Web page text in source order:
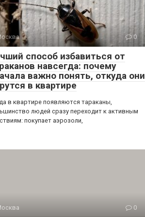
0
способ избавиться от
навсегда: почему
важно понять, откуда они
в квартире
в квартире появляются тараканы,
людей сразу переходит к активным
покупает аэрозоли,
0